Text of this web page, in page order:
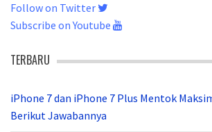
Follow on Twitter
Subscribe on Youtube
TERBARU
iPhone 7 dan iPhone 7 Plus Mentok
Berikut Jawabannya